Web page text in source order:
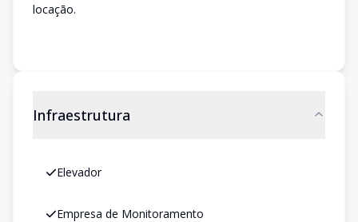
locação.
Infraestrutura
Elevador
Empresa de Monitoramento